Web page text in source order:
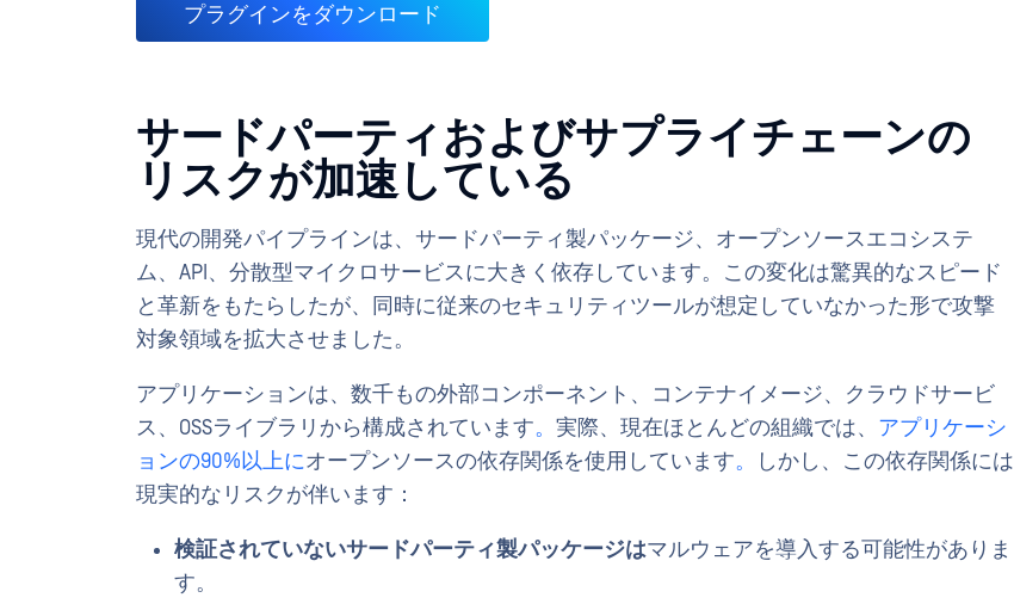
プラグインをダウンロード
サードパーティおよびサプライチェーンの
リスクが加速している
現代の開発パイプラインは、サードパーティ製パッケージ、オープンソースエコシステ
ム、API、分散型マイクロサービスに大きく依存しています。この変化は驚異的なスピード
と革新をもたらしたが、同時に従来のセキュリティツールが想定していなかった形で攻撃
対象領域を拡大させました。
アプリケーションは、数千もの外部コンポーネント、コンテナイメージ、クラウドサービ
ス、OSSライブラリから構成されています。 実際、現在ほとんどの組織では、 アプリケーシ
ョンの90%以上にオープンソースの依存関係を使用しています。
しかし、この依存関係には
現実的なリスクが伴います：
検証されていないサードパーティ製パッケージはマルウェアを導入する可能性がありま
す。